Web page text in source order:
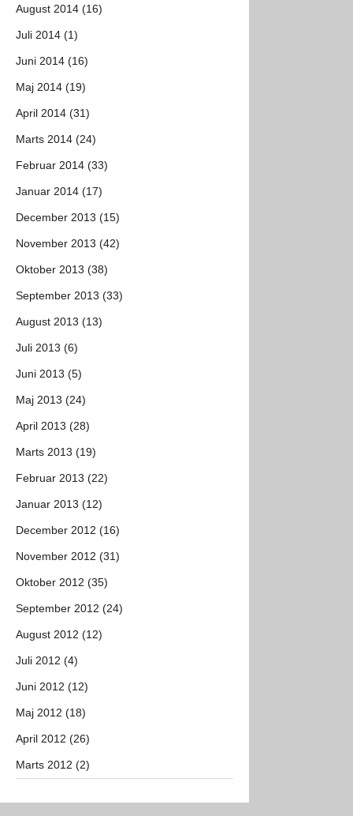
August 2014 (16)
Juli 2014 (1)
Juni 2014 (16)
Maj 2014 (19)
April 2014 (31)
Marts 2014 (24)
Februar 2014 (33)
Januar 2014 (17)
December 2013 (15)
November 2013 (42)
Oktober 2013 (38)
September 2013 (33)
August 2013 (13)
Juli 2013 (6)
Juni 2013 (5)
Maj 2013 (24)
April 2013 (28)
Marts 2013 (19)
Februar 2013 (22)
Januar 2013 (12)
December 2012 (16)
November 2012 (31)
Oktober 2012 (35)
September 2012 (24)
August 2012 (12)
Juli 2012 (4)
Juni 2012 (12)
Maj 2012 (18)
April 2012 (26)
Marts 2012 (2)